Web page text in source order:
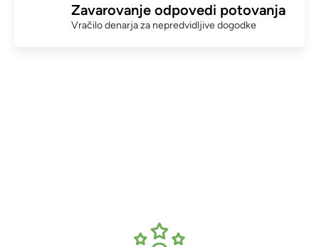
Zavarovanje odpovedi potovanja
Vračilo denarja za nepredvidljive dogodke